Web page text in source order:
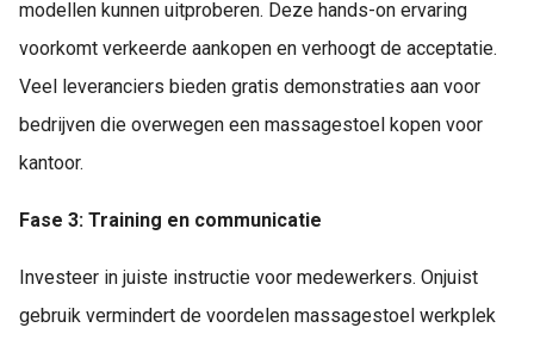
modellen kunnen uitproberen. Deze hands-on ervaring
voorkomt verkeerde aankopen en verhoogt de acceptatie.
Veel leveranciers bieden gratis demonstraties aan voor
bedrijven die overwegen een massagestoel kopen voor
kantoor.
Fase 3: Training en communicatie
Investeer in juiste instructie voor medewerkers. Onjuist
gebruik vermindert de voordelen massagestoel werkplek